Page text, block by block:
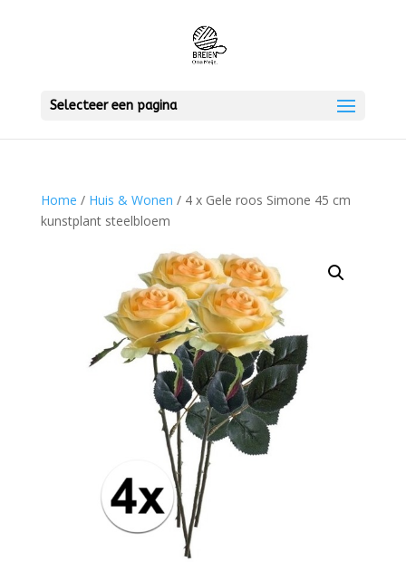
Selecteer een pagina
Home / Huis & Wonen / 4 x Gele roos Simone 45 cm
kunstplant steelbloem